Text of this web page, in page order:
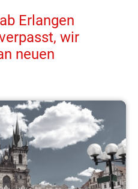
Erlangen
wir
neuen